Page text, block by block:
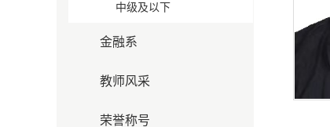
中级及以下
金融系
教师风采
荣誉称号